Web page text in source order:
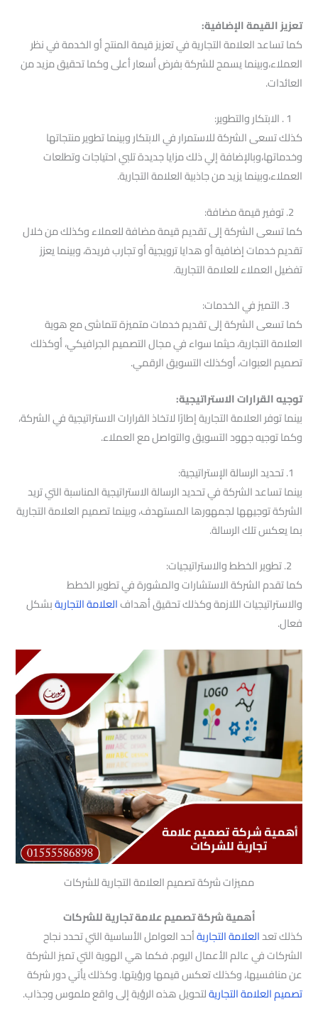
تعزيز القيمة الإضافية:
كما تساعد العلامة التجارية في تعزيز قيمة المنتج أو الخدمة في نظر
العملاء،وبينما يسمح للشركة بفرض أسعار أعلى وكما تحقيق مزيد من
العائدات.
كذلك تسعى الشركة للاستمرار في الابتكار وبينما تطوير منتجاتها
وخدماتها،وبالإضافة إلي ذلك مزايا جديدة تلبي احتياجات وتطلعات
العملاء،وبينما يزيد من جاذبية العلامة التجارية.
كما تسعى الشركة إلى تقديم قيمة مضافة للعملاء وكذلك من خلال
تقديم خدمات إضافية أو هدايا ترويجية أو تجارب فريدة، وبينما يعزز
تفضيل العملاء للعلامة التجارية.
كما تسعى الشركة إلى تقديم خدمات متميزة تتماشى مع هوية
العلامة التجارية، حيثما سواء في مجال التصميم الجرافيكي، أوكذلك
تصميم العبوات، أوكذلك التسويق الرقمي.
توجيه القرارات الاستراتيجية:
بينما توفر العلامة التجارية إطارًا لاتخاذ القرارات الاستراتيجية في الشركة،
وكما توجيه جهود التسويق والتواصل مع العملاء.
بينما تساعد الشركة في تحديد الرسالة الاستراتيجية المناسبة التي تريد
الشركة توجيهها لجمهورها المستهدف، وبينما تصميم العلامة التجارية
بما يعكس تلك الرسالة.
كما تقدم الشركة الاستشارات والمشورة في تطوير الخطط
والاستراتيجيات اللازمة وكذلك تحقيق أهدافالعلامة التجاريةبشكل
فعال.
مميزات شركة تصميم العلامة التجارية للشركات
أهمية شركة تصميم علامة تجارية للشركات
كذلك تعدالعلامة التجاريةأحد العوامل الأساسية التي تحدد نجاح
الشركات في عالم الأعمال اليوم. فكما هي الهوية التي تميز الشركة
عن منافسيها، وكذلك تعكس قيمها ورؤيتها. وكذلك يأتي دور شركة
تصميم العلامة التجاريةلتحويل هذه الرؤية إلى واقع ملموس وجذاب.